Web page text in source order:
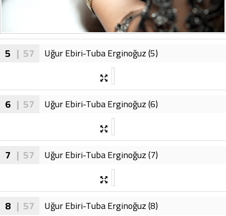
5 | 57 Uğur Ebiri-Tuba Erginoğuz (5)
6 | 57 Uğur Ebiri-Tuba Erginoğuz (6)
7 | 57 Uğur Ebiri-Tuba Erginoğuz (7)
8 | 57 Uğur Ebiri-Tuba Erginoğuz (8)